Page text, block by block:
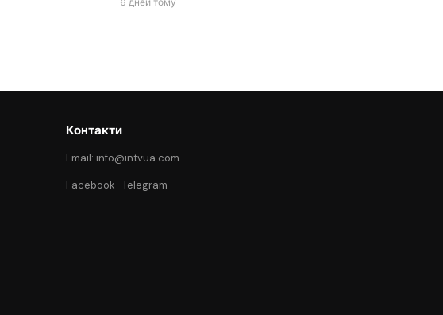
Контакти
Email: info@intvua.com
Facebook ·Telegram